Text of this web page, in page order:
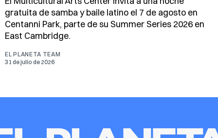
gratuita de samba y baile latino el 7 de agosto en
Centanni Park, parte de su Summer Series 2026 en
East Cambridge.
EL PLANETA TEAM
31 de julio de 2026